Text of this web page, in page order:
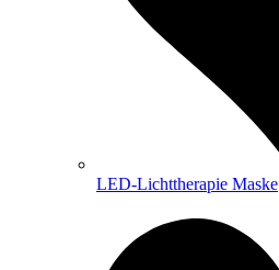
LED-Lichttherapie Maske